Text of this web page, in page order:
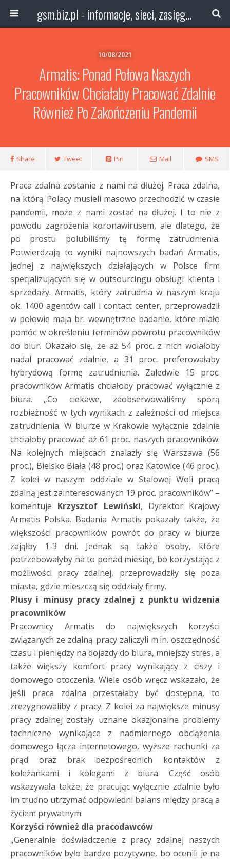
gsm.biz.pl - informacje, sieci, zasięg technologie
10/08/2021
Armatis: Ponad Połowa Naszych
Pracowników Chciałaby Pracować Zdalnie
Również Po Zakończeniu Pandemii
Share Tweet Pin Mail SMS
Praca zdalna zostanie z nami na dłużej. Praca zdalna,
na którą Polacy musieli masowo przechodzić w czasie
pandemii, może z nami zostać na dłużej. I to nie z
powodu zagrożenia koronawirusem, ale dlatego, że
po prostu polubiliśmy tę formę zatrudnienia.
Potwierdzają to wyniki najnowszych badań Armatis,
jednej z największych działających w Polsce firm
specjalizujących się w outsourcingu obsługi klienta i
sprzedaży. Armatis, który zatrudnia w naszym kraju
ok. 1400 agentów call i contact center, przeprowadził
w połowie maja br. wewnętrzne badanie, które miało
pomóc w określeniu terminów powrotu pracowników
do biur. Okazało się, że aż 54 proc. z nich wolałoby
nadal pracować zdalnie, a 31 proc. preferowałaby
hybrydową formę zatrudnienia. Zaledwie 15 proc.
pracowników Armatis chciałoby pracować wyłącznie z
biura. „Co ciekawe, zaobserwowaliśmy sporą
rozbieżność w tych wynikach z zależności od miejsca
zatrudnienia. W biurze w Krakowie wyłącznie zdalnie
chciałoby pracować aż 61 proc. naszych pracowników.
Na kolejnych miejscach znalazły się Warszawa (56
proc.), Bielsko Biała (48 proc.) oraz Katowice (46 proc.).
Z kolei w naszym oddziale w Stalowej Woli pracą
zdalną jest zainteresowanych 19 proc. pracowników” –
komentuje Krzysztof Lewiński, Dyrektor Krajowy
Armatis Polska. Badania Armatis pokazały także, że
większości pracowników powrót do pracy w biurze
zająłby 1-3 dni. Jednak są także osoby, które
potrzebowałyby na to ponad miesiąc, bo korzystając z
możliwości pracy zdalnej, przeprowadziły się poza
miasta, gdzie mieszczą się oddziały firmy.
Plusy i minusy pracy zdalnej z punktu widzenia
pracowników
Pracownicy Armatis do największych korzyści
związanych ze zdalną pracy zaliczyli m.in. oszczędność
czasu i pieniędzy na dojazdy do biura, mniejszy stres, a
także większy komfort pracy wynikający z ciszy i
domowego otoczenia. Wiele osób wręcz wskazało, że
jeśli praca zdalna przestałaby być dostępna, to
zrezygnowaliby z pracy. Z kolei za największe minusy
pracy zdalnej zostały uznane okazjonalne problemy
techniczne wynikające z nadmiernego obciążenia
domowego łącza internetowego, wyższe rachunki za
prąd oraz brak bezpośrednich kontaktów z
koleżankami i kolegami z biura. Część osób
wskazywała także, że pracując wyłącznie zdalnie było
im trudno utrzymać odpowiedni balans między pracą a
życiem prywatnym.
Korzyści również dla pracodawców
„Generalnie doświadczenie z pracy zdalnej naszych
pracowników było bardzo pozytywne, bo ocenili je na